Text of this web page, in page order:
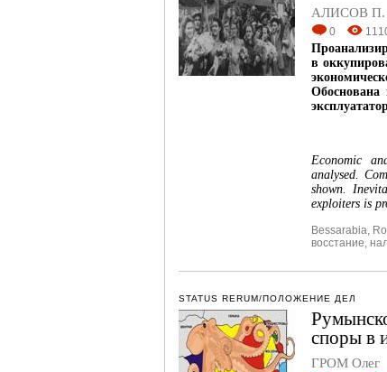
АЛИСОВ П.
0
в
Обоснована
Economic
analysed.
shown.
exploiters is
Bessarabia,
восстание,
STATUS RERUM/ПОЛОЖЕНИЕ ДЕЛ
споры в
ГРОМ Олег